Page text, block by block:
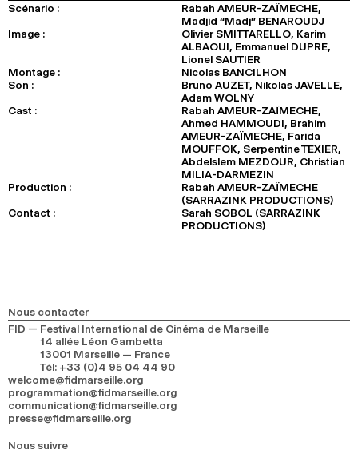
Scénario :
Rabah AMEUR-ZAÏMECHE,
Madjid “Madj” BENAROUDJ
Image :
Olivier SMITTARELLO, Karim
ALBAOUI, Emmanuel DUPRE,
Lionel SAUTIER
Montage :
Nicolas BANCILHON
Son :
Bruno AUZET, Nikolas JAVELLE,
Adam WOLNY
Cast :
Rabah AMEUR-ZAÏMECHE,
Ahmed HAMMOUDI, Brahim
AMEUR-ZAÏMECHE, Farida
MOUFFOK, Serpentine TEXIER,
Abdelslem MEZDOUR, Christian
MILIA-DARMEZIN
Production :
Rabah AMEUR-ZAÏMECHE
(SARRAZINK PRODUCTIONS)
Contact :
Sarah SOBOL (SARRAZINK
PRODUCTIONS)
Nous contacter
FID — Festival International de Cinéma de Marseille
14 allée Léon Gambetta
13001 Marseille — France
Tél: +33 (0)4 95 04 44 90
welcome@fidmarseille.org
programmation@fidmarseille.org
communication@fidmarseille.org
presse@fidmarseille.org
Nous suivre